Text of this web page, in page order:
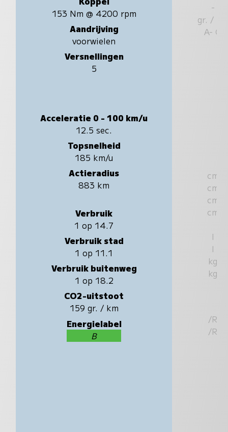
153 Nm @ 4200 rpm
Aandrijving
voorwielen
Versnellingen
5
Acceleratie 0 - 100 km/u
12.5 sec.
Topsnelheid
185 km/u
Actieradius
883 km
Verbruik
1 op 14.7
Verbruik stad
1 op 11.1
Verbruik buitenweg
1 op 18.2
CO2-uitstoot
159 gr. / km
Energielabel
B
-
gr. / km
A- G
cm
cm
cm
cm
l
l
kg
kg
/R
/R